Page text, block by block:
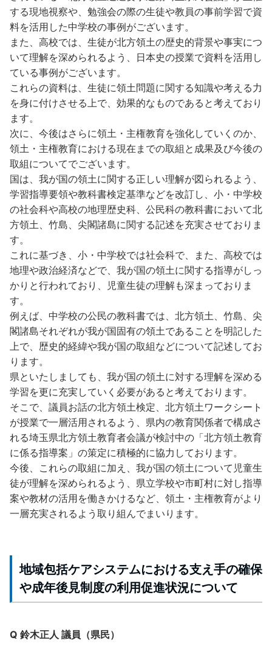
する現地視察や、勉強会の際の生徒や教員の事前学習で資
料を活用した中学校の事例がございます。
また、高校では、生徒が北方領土の歴史的背景や事実につ
いて理解を深められるよう、日本史の授業で資料を活用し
ている事例がございます。
これらの資料は、生徒に領土問題に関する知識や考える力
を身に付けさせる上で、効果的なものであると考えており
ます。
次に、今後はさらに領土・主権教育を強化していくのか、
領土・主権教育における現在までの取組と成果及び今後の
取組についてでございます。
国は、我が国の領土に関する正しい理解が図られるよう、
学習指導要領や教科書検定基準などを改訂し、小・中学校
の社会科や高校の地理歴史科、公民科の教科書において北
方領土、竹島、尖閣諸島に関する記述を充実させておりま
す。
これに基づき、小・中学校では社会科で、また、高校では
地理や政治経済などで、我が国の領土に関する指導がしっ
かりと行われており、児童生徒の理解も深まっておりま
す。
例えば、中学校の公民の教科書では、北方領土、竹島、尖
閣諸島それぞれが我が国固有の領土であることを明記した
上で、歴史的経緯や我が国の取組などについて記述してお
ります。
県といたしましても、我が国の領土に対する理解を深める
学習を更に充実していく必要があると考えております。
そこで、議員お話の北方領土検定、北方領土ワークシート
が授業で一層活用されるよう、県内の教育関係者で構成さ
れる埼玉県北方領土教育者会議が検討中の「北方領土教育
に係る指導案」の策定に積極的に協力しております。
今後、これらの取組に加え、我が国の領土について児童生
徒が理解を深められるよう、県立学校や市町村に対し指導
案や教材の活用を働きかけるなど、領土・主権教育がより
一層充実されるよう取り組んでまいります。
地域包括ケアシステムにおける支え手の確保
や成年後見制度の利用促進状況について
Q 鈴木正人 議員（県民）